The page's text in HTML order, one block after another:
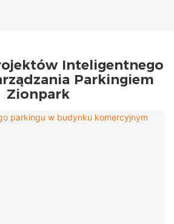
Inteligentnego
Parkingiem
Zionpark